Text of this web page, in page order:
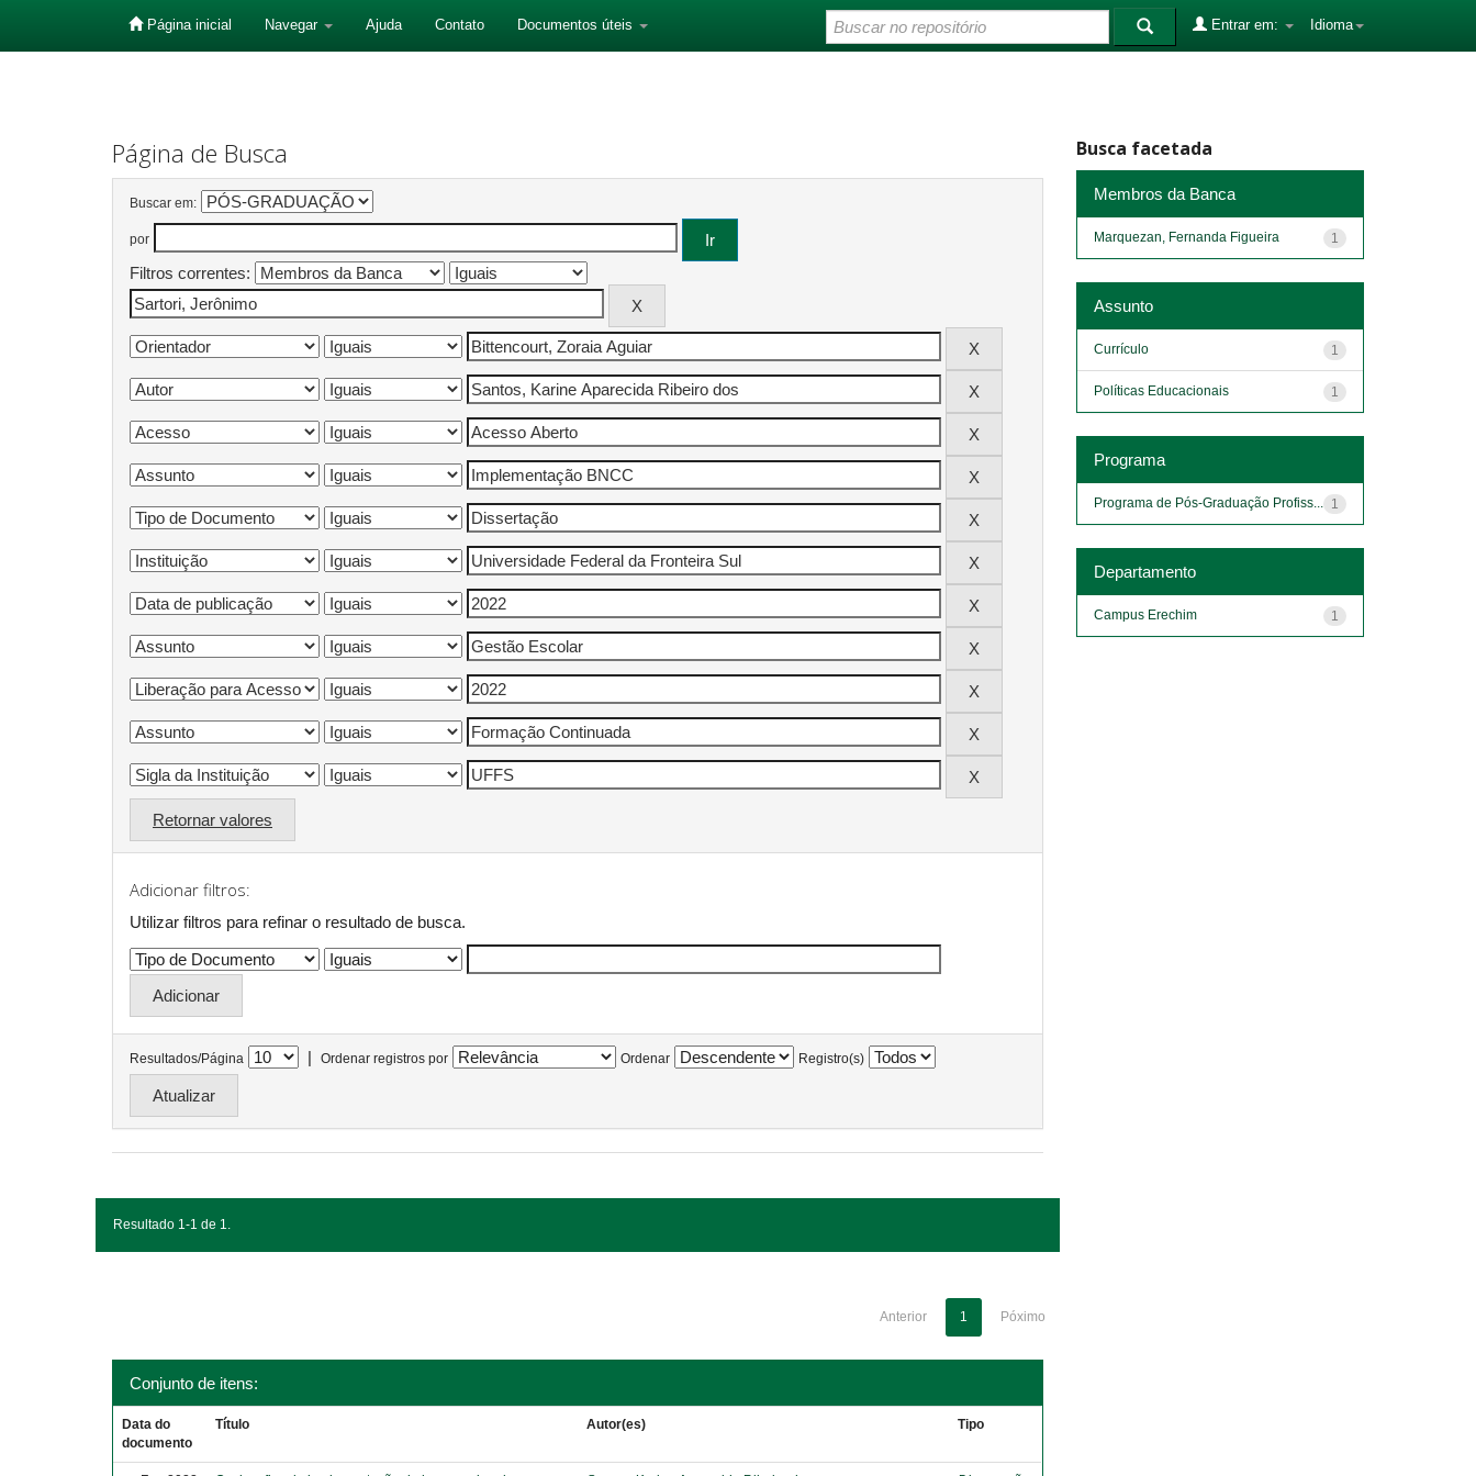
Página inicial Navegar Ajuda Contato Documentos úteis Idioma
Entrar em:
Página de Busca
Buscar em:
por
Filtros correntes:
Retornar valores
Adicionar filtros:
Utilizar filtros para refinar o resultado de busca.
Resultados/Página | Ordenar registros por Ordenar Registro(s)
Resultado 1-1 de 1.
Anterior 1 Póximo
Conjunto de itens:
Data do
documento
Título Autor(es) Tipo
Busca facetada
Membros da Banca
1
Marquezan, Fernanda Figueira
Assunto
1
Currículo
1
Políticas Educacionais
Programa
1
Programa de Pós-Graduação Profiss...
Departamento
1
Campus Erechim